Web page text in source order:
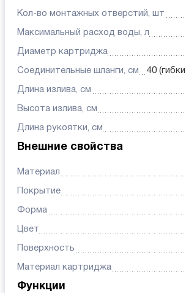
Кол-во монтажных отверстий, шт
Максимальный расход воды, л
Диаметр картриджа
Соединительные шланги, см 40
Длина излива, см
Высота излива, см
Длина рукоятки, см
Внешние свойства
Материал
Покрытие
Форма
Цвет
Поверхность
Материал картриджа
Функции